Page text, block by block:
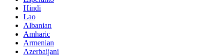
Hindi
Lao
Albanian
Amharic
Armenian
Azerbaijani